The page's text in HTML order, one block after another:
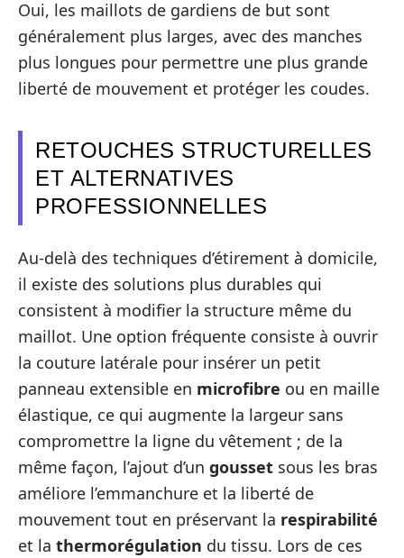
Oui, les maillots de gardiens de but sont
généralement plus larges, avec des manches
plus longues pour permettre une plus grande
liberté de mouvement et protéger les coudes.
RETOUCHES STRUCTURELLES
ET ALTERNATIVES
PROFESSIONNELLES
Au-delà des techniques d’étirement à domicile,
il existe des solutions plus durables qui
consistent à modifier la structure même du
maillot. Une option fréquente consiste à ouvrir
la couture latérale pour insérer un petit
panneau extensible en microfibre ou en maille
élastique, ce qui augmente la largeur sans
compromettre la ligne du vêtement ; de la
même façon, l’ajout d’un gousset sous les bras
améliore l’emmanchure et la liberté de
mouvement tout en préservant la respirabilité
et la thermorégulation du tissu. Lors de ces